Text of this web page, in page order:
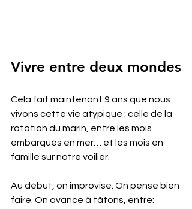
Vivre entre deux mondes
Cela fait maintenant 9 ans que nous
vivons cette vie atypique : celle de la
rotation du marin, entre les mois
embarqués en mer… et les mois en
famille sur notre voilier.
Au début, on improvise. On pense bien
faire. On avance à tâtons, entre: